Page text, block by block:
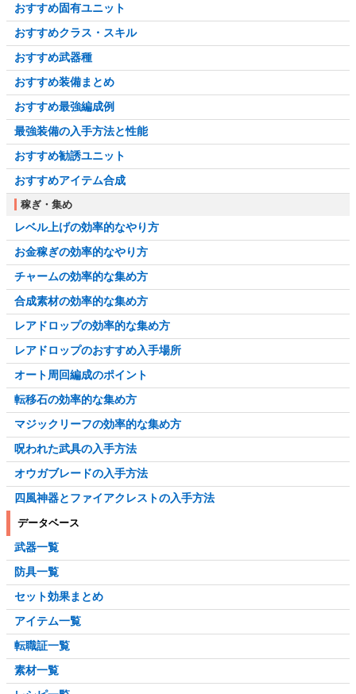
おすすめ固有ユニット
おすすめクラス・スキル
おすすめ武器種
おすすめ装備まとめ
おすすめ最強編成例
最強装備の入手方法と性能
おすすめ勧誘ユニット
おすすめアイテム合成
稼ぎ・集め
レベル上げの効率的なやり方
お金稼ぎの効率的なやり方
チャームの効率的な集め方
合成素材の効率的な集め方
レアドロップの効率的な集め方
レアドロップのおすすめ入手場所
オート周回編成のポイント
転移石の効率的な集め方
マジックリーフの効率的な集め方
呪われた武具の入手方法
オウガブレードの入手方法
四風神器とファイアクレストの入手方法
データベース
武器一覧
防具一覧
セット効果まとめ
アイテム一覧
転職証一覧
素材一覧